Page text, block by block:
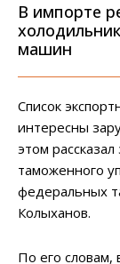
В импорте
машин
Список
интересны
этом
таможенного
федеральных
Колыханов.
По его словам,